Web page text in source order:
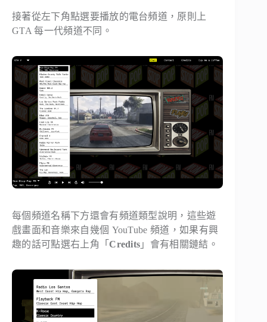
接著從左下角點選要播放的電台頻道，原則上
GTA 每一代頻道不同。
每個頻道名稱下方還會有頻道類型說明，這些遊
戲畫面和音樂來自幾個 YouTube 頻道，如果有興
趣的話可點選右上角「Credits 」會有相關鏈結。